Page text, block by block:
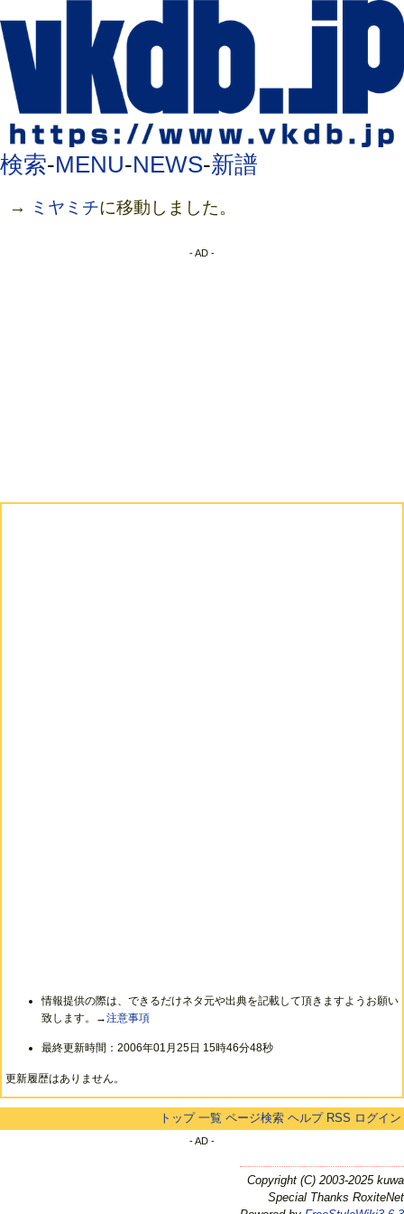
検索-MENU-NEWS-新譜
→ ミヤミチに移動しました。
- AD -
情報提供の際は、できるだけネタ元や出典を記載して頂きますようお願い
致します。→注意事項
最終更新時間：2006年01月25日 15時46分48秒
更新履歴はありません。
トップ 一覧 ページ検索 ヘルプ RSS ログイン
- AD -
Copyright (C) 2003-2025 kuwa
Special Thanks RoxiteNet